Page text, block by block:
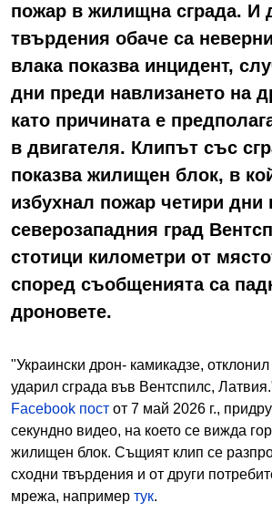
пожар в жилищна сграда. И
твърдения обаче са
влака показва инцидент,
дни преди навлизането на
като причината е
в двигателя. Клипът със
показва жилищен блок, в
избухнал пожар четири дни
северозападния град
стотици километри от
според съобщенията са
дроновете.
"Украински дрон- камикадзе, отклонил
ударил сграда във Вентспилс,
Facebook пост от 7 май 2026 г.,
секундно видео, на което се вижда
жилищен блок. Същият клип се
сходни твърдения и от други
мрежа, например тук.